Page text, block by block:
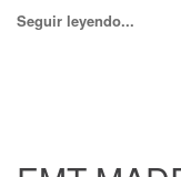
Seguir leyendo...